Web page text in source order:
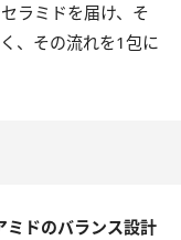
ラミドを届け、そ
、その流れを1包に
ミドのバランス設計